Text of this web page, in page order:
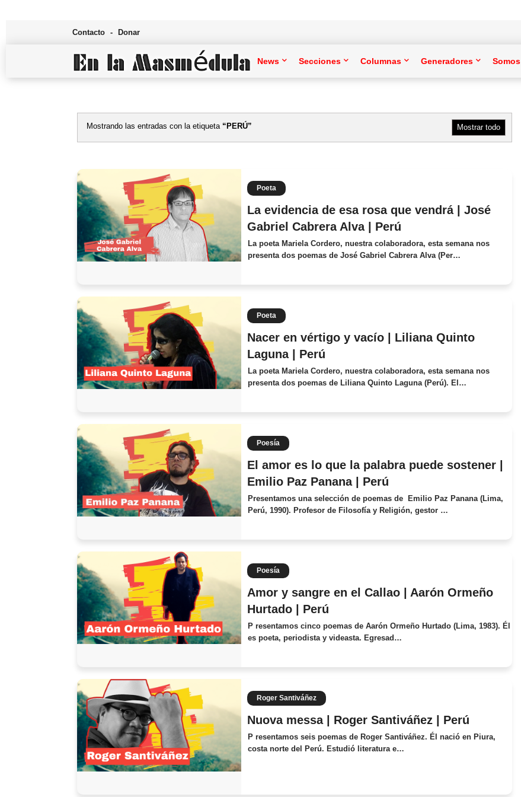
Contacto Donar
News Secciones Columnas Generadores Somos
Mostrando las entradas con la etiqueta PERÚ Mostrar todo
Poeta
La evidencia de esa rosa que vendrá | José
Gabriel Cabrera Alva | Perú
La poeta Mariela Cordero, nuestra colaboradora, esta semana nos
presenta dos poemas de José Gabriel Cabrera Alva (Per…
Poeta
Nacer en vértigo y vacío | Liliana Quinto
Laguna | Perú
La poeta Mariela Cordero, nuestra colaboradora, esta semana nos
presenta dos poemas de Liliana Quinto Laguna (Perú). El…
Poesía
El amor es lo que la palabra puede sostener |
Emilio Paz Panana | Perú
Presentamos una selección de poemas de Emilio Paz Panana (Lima,
Perú, 1990). Profesor de Filosofía y Religión, gestor …
Poesía
Amor y sangre en el Callao | Aarón Ormeño
Hurtado | Perú
P resentamos cinco poemas de Aarón Ormeño Hurtado (Lima, 1983). Él
es poeta, periodista y videasta. Egresad…
Roger Santiváñez
Nuova messa | Roger Santiváñez | Perú
P resentamos seis poemas de Roger Santiváñez. Él nació en Piura,
costa norte del Perú. Estudió literatura e…